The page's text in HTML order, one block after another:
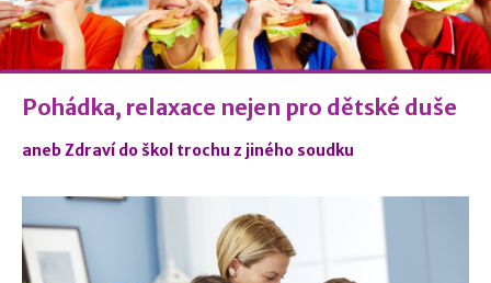
Pohádka, relaxace nejen pro dětské duše
aneb Zdraví do škol trochu z jiného soudku